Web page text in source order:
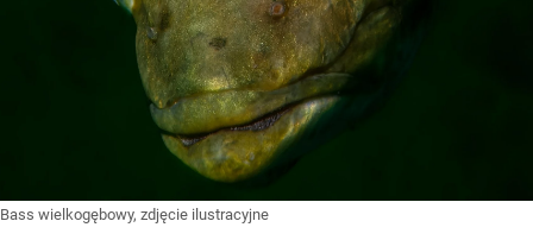
Bass wielkogębowy, zdjęcie ilustracyjne